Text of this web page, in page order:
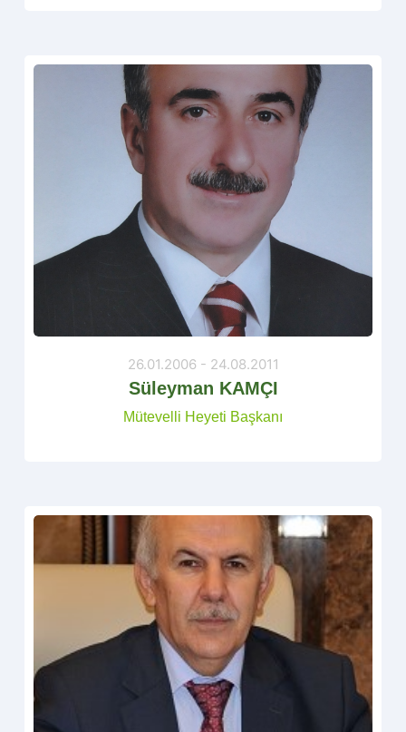
26.01.2006 - 24.08.2011
Süleyman KAMÇI
Mütevelli Heyeti Başkanı